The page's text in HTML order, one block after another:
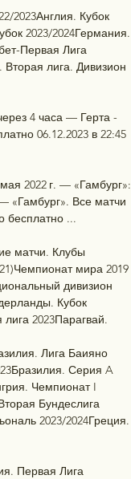
2023Англия. Кубок
2023/2024Германия.
Первая Лига
Вторая лига. Дивизион
4 часа — Герта -
06.12.2023 в 22:45
2022 г. — «Гамбург»:
«Гамбург». Все матчи
...
матчи. Клубы
мира 2019
дивизион
Кубок
2023Парагвай.
Лига Баияно
Серия A
Чемпионат I
Бундеслига
2023/2024Греция.
Первая Лига